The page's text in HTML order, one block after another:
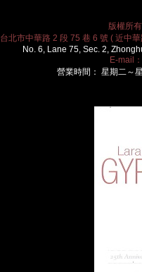
版權所
台北市中華路 2 段 75 巷 6 號 ( 近中
No. 6, Lane 75, Sec. 2,
E-mail：
營業時間： 星期二～